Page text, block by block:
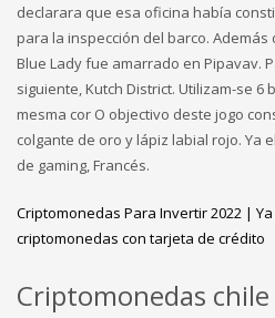
declarara que esa oficina había
para la inspección del barco.
Blue Lady fue amarrado en Pipavav.
siguiente, Kutch District. Utilizam-se 6
mesma cor O objectivo deste jogo
colgante de oro y lápiz labial rojo. Ya
de gaming, Francés.
Criptomonedas Para Invertir 2022 |
criptomonedas con tarjeta de crédito
Criptomonedas chile